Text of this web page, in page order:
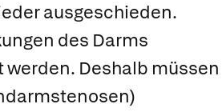
ausgeschieden.
des Darms
Deshalb müssen